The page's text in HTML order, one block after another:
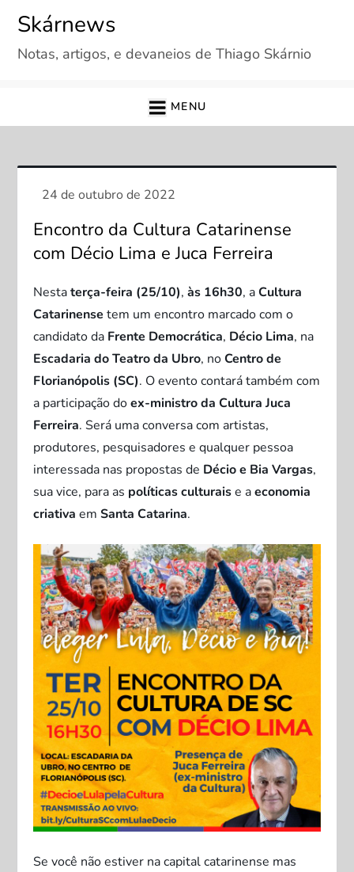
content
Skárnews
Notas, artigos, e devaneios de Thiago Skárnio
MENU
Encontro da Cultura Catarinense
com Décio Lima e Juca Ferreira
Nestaterça-feira (25/10), às 16h30, aCultura
Catarinense tem um encontro marcado com o
candidato da Frente Democrática, Décio Lima, na
Escadaria do Teatro da Ubro, noCentro de
Florianópolis (SC). O evento contará também com
a participação doex-ministro da Cultura Juca
Ferreira. Será uma conversa com artistas,
produtores, pesquisadores e qualquer pessoa
interessada nas propostas de Décio e Bia Vargas,
sua vice, para as políticas culturaise aeconomia
criativa emSanta Catarina.
Se você não estiver na capital catarinense mas